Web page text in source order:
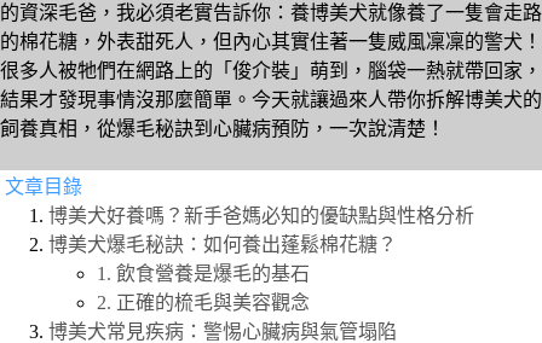
的資深毛爸，我必須老實告訴你：養博美犬就像養了一隻會走路
的棉花糖，外表甜死人，但內心其實住著一隻威風凜凜的警犬！
很多人被牠們在網路上的「俊介裝」萌到，腦袋一熱就帶回家，
結果才發現事情沒那麼簡單。今天就讓過來人帶你拆解博美犬的
飼養真相，從爆毛秘訣到心臟病預防，一次說清楚！
文章目錄
博美犬好養嗎？新手爸媽必知的優缺點與性格分析
博美犬爆毛秘訣：如何養出蓬鬆棉花糖？
1. 飲食營養是爆毛的基石
2. 正確的梳毛與美容觀念
博美犬常見疾病：警惕心臟病與氣管塌陷